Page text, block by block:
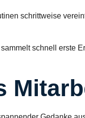
schrittweise
schnell erste